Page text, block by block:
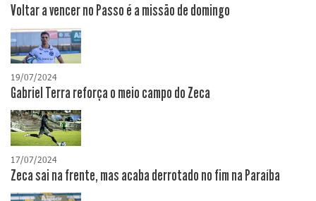
Voltar a vencer no Passo é a missão de domingo
19/07/2024
Gabriel Terra reforça o meio campo do Zeca
17/07/2024
Zeca sai na frente, mas acaba derrotado no fim na Paraíba